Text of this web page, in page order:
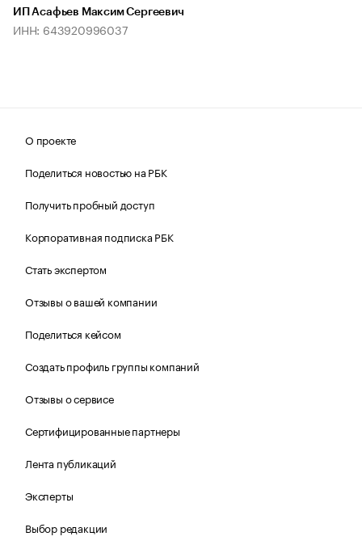
ИП Асафьев Максим Сергеевич
ИНН: 643920996037
О проекте
Поделиться новостью на РБК
Получить пробный доступ
Корпоративная подписка РБК
Стать экспертом
Отзывы о вашей компании
Поделиться кейсом
Создать профиль группы компаний
Отзывы о сервисе
Сертифицированные партнеры
Лента публикаций
Эксперты
Выбор редакции